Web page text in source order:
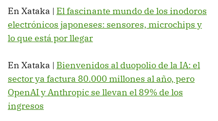
En Xataka | El fascinante mundo de los inodoros
electrónicos japoneses: sensores, microchips y
lo que está por llegar
En Xataka | Bienvenidos al duopolio de la IA: el
sector ya factura 80.000 millones al año, pero
OpenAI y Anthropic se llevan el 89% de los
ingresos